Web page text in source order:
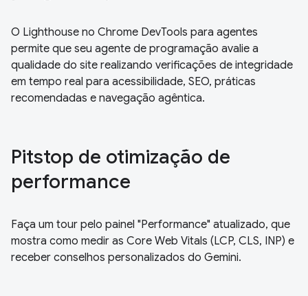
O Lighthouse no Chrome DevTools para agentes
permite que seu agente de programação avalie a
qualidade do site realizando verificações de integridade
em tempo real para acessibilidade, SEO, práticas
recomendadas e navegação agêntica.
Pitstop de otimização de
performance
Faça um tour pelo painel "Performance" atualizado, que
mostra como medir as Core Web Vitals (LCP, CLS, INP) e
receber conselhos personalizados do Gemini.